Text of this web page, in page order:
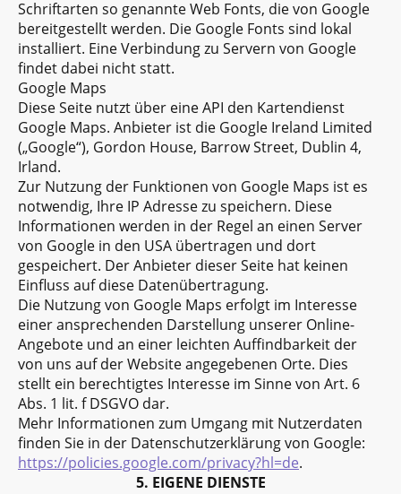
Schriftarten so genannte Web Fonts, die von Google
bereitgestellt werden. Die Google Fonts sind lokal
installiert. Eine Verbindung zu Servern von Google
findet dabei nicht statt.
Google Maps
Diese Seite nutzt über eine API den Kartendienst
Google Maps. Anbieter ist die Google Ireland Limited
(„Google“), Gordon House, Barrow Street, Dublin 4,
Irland.
Zur Nutzung der Funktionen von Google Maps ist es
notwendig, Ihre IP Adresse zu speichern. Diese
Informationen werden in der Regel an einen Server
von Google in den USA übertragen und dort
gespeichert. Der Anbieter dieser Seite hat keinen
Einfluss auf diese Datenübertragung.
Die Nutzung von Google Maps erfolgt im Interesse
einer ansprechenden Darstellung unserer Online-
Angebote und an einer leichten Auffindbarkeit der
von uns auf der Website angegebenen Orte. Dies
stellt ein berechtigtes Interesse im Sinne von Art. 6
Abs. 1 lit. f DSGVO dar.
Mehr Informationen zum Umgang mit Nutzerdaten
finden Sie in der Datenschutzerklärung von Google:
https://policies.google.com/privacy?hl=de.
5. EIGENE DIENSTE